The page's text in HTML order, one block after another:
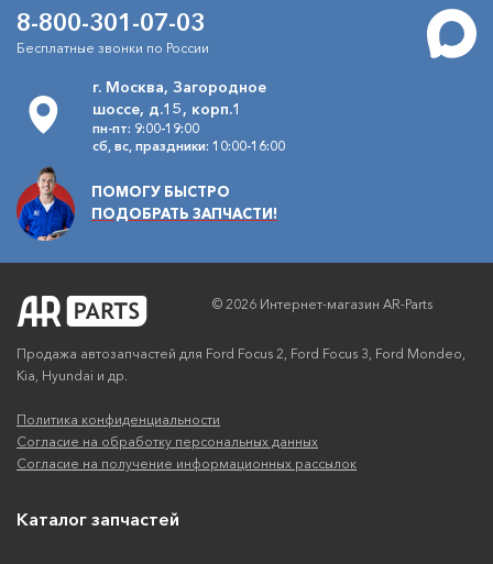
8-800-301-07-03
Бесплатные звонки по России
г. Москва, Загородное
шоссе, д.15, корп.1
пн-пт: 9:00-19:00
сб, вс, праздники: 10:00-16:00
ПОМОГУ БЫСТРО
ПОДОБРАТЬ ЗАПЧАСТИ!
© 2026 Интернет-магазин AR-Parts
Продажа автозапчастей для Ford Focus 2, Ford Focus 3, Ford Mondeo,
Kia, Hyundai и др.
Политика конфиденциальности
Согласие на обработку персональных данных
Согласие на получение информационных рассылок
Каталог запчастей